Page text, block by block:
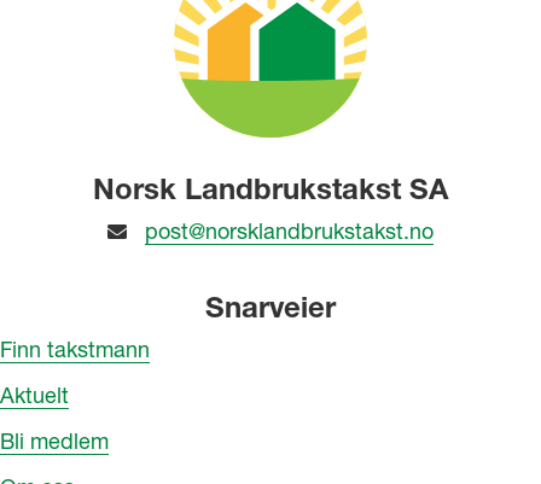
Norsk Landbrukstakst SA
post@norsklandbrukstakst.no
Snarveier
Finn takstmann
Aktuelt
Bli medlem